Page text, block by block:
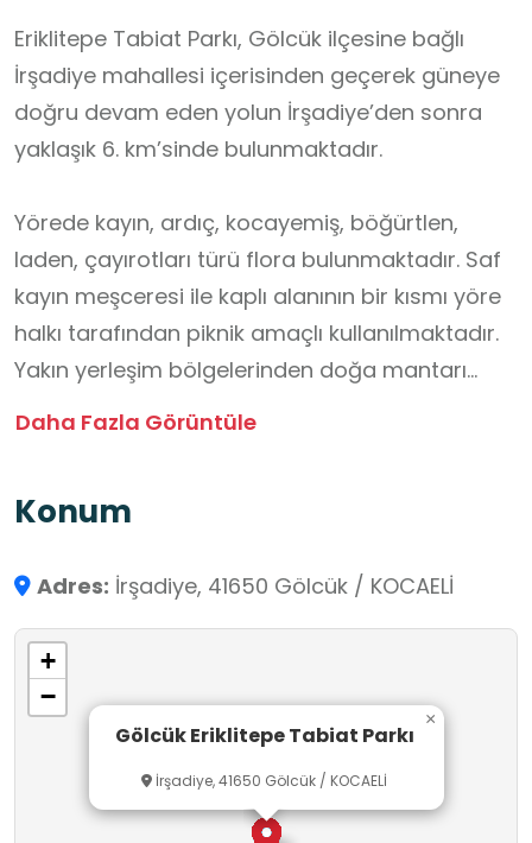
Eriklitepe Tabiat Parkı, Gölcük ilçesine bağlı
İrşadiye mahallesi içerisinden geçerek güneye
doğru devam eden yolun İrşadiye’den sonra
yaklaşık 6. km’sinde bulunmaktadır.
Yörede kayın, ardıç, kocayemiş, böğürtlen,
laden, çayırotları türü flora bulunmaktadır. Saf
kayın meşceresi ile kaplı alanının bir kısmı yöre
halkı tarafından piknik amaçlı kullanılmaktadır.
Yakın yerleşim bölgelerinden doğa mantarı
toplamaya gelenler olmaktadır.
öğrencilerin doğa gözlemi yapabileceği uygun
ve çeşitli otsu bitkilerin yer aldığı parkta
öğrenciler, farklı bitki türlerini yerinde
inceleyebilir ve ekosistem hakkında gözlem
çalışmaları yapabilirler.
Daha Fazla Görüntüle
Konum
Adres: İrşadiye, 41650 Gölcük / KOCAELİ
Gölcük Eriklitepe Tabiat Parkı
İrşadiye, 41650 Gölcük / KOCAELİ
×
+
−